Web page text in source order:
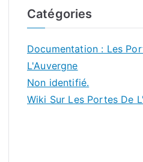
Catégories
Documentation : Les
L'Auvergne
Non identifié.
Wiki Sur Les Portes De